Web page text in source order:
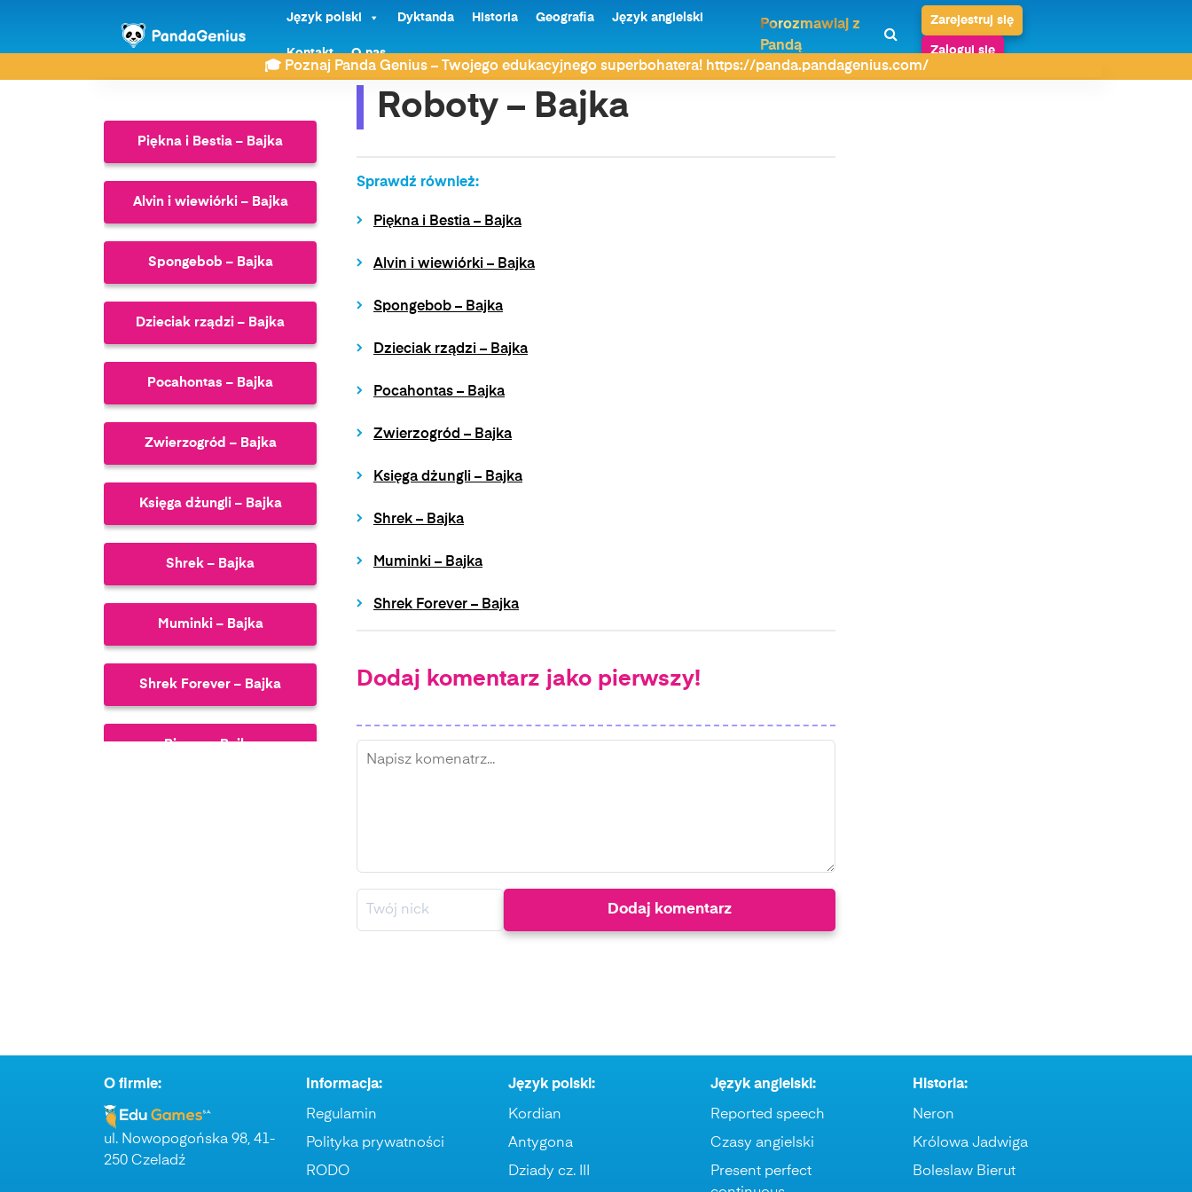
Język polski Dyktanda Historia Geografia Język angielski
Kontakt O nas
Porozmawiaj z
Pandą
Zarejestruj się
Zaloguj się
🎓 Poznaj Panda Genius – Twojego edukacyjnego superbohatera! https://panda.pandagenius.com/
ZDAY Bajki Roboty – Bajka
Piękna i Bestia – Bajka
Alvin i wiewiórki – Bajka
Spongebob – Bajka
Dzieciak rządzi – Bajka
Pocahontas – Bajka
Zwierzogród – Bajka
Księga dżungli – Bajka
Shrek – Bajka
Muminki – Bajka
Shrek Forever – Bajka
Piorun – Bajka
Roboty – Bajka
Sprawdź również:
Piękna i Bestia – Bajka
Alvin i wiewiórki – Bajka
Spongebob – Bajka
Dzieciak rządzi – Bajka
Pocahontas – Bajka
Zwierzogród – Bajka
Księga dżungli – Bajka
Shrek – Bajka
Muminki – Bajka
Shrek Forever – Bajka
Dodaj komentarz jako pierwszy!
O firmie:
ul. Nowopogońska 98, 41-
250 Czeladź
Informacja:
Regulamin
Polityka prywatności
RODO
Język polski:
Kordian
Antygona
Dziady cz. III
Język angielski:
Reported speech
Czasy angielski
Present perfect
Historia:
Neron
Królowa Jadwiga
Boleslaw Bierut